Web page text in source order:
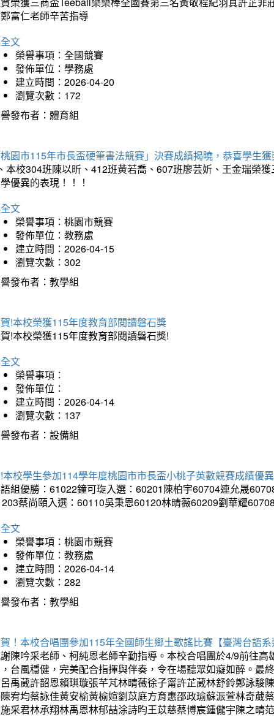
富仁老師辛苦指導
文
榮譽事項：全國競賽
發佈單位：學務處
建立時間：2026-04-20
瀏覽次數：172
發布者：體育組
園市115年市長盃硬筆書法競賽」決賽成績揭曉，恭喜學生
本校304班陳以昕、412班黃若喬、607班廖芸妡、王金瑞榮
優異的表現！！！
文
榮譽事項：桃園市競賽
發佈單位：教務處
建立時間：2026-04-15
瀏覽次數：302
發布者：教學組
!本校榮獲115年度教育部閱讀磐石獎
!本校榮獲115年度教育部閱讀磐石獎!
文
榮譽事項：
發佈單位：
建立時間：2026-04-14
瀏覽次數：137
發布者：設備組
本校學生參加114學年度桃園市市長盃小桃子英數競賽成績優
組優勝：61022鐘可琁入選：60201陳柏宇60704連允晟
蔡尚頤入選：60110吳秉恩60120林晴薇60209劉華耀
文
榮譽事項：桃園市競賽
發佈單位：教務處
建立時間：2026-04-14
瀏覽次數：282
發布者：教學組
！本校合唱團參加115年全國師生鄉土歌謠比賽【臺灣台語
陳吟采老師、柯純恩老師辛勤指導。本校合唱團於4/9前往
台風穩健，完美配合指揮與伴奏，令在場聽眾如癡如醉。最
禹葳許韶恩賴琪璇張芊芃林晴薇徐子甯許芷葳林舒鈴鄭詠駿
宥均蔡詠佳黃安榆黃榆媗劉苡庭方育惠邵政瑜蘇浱萱林奇葳
采君林承翔林禹恩林郁喆涂詩昀王苡慈蔡博宸鍾儱宇陳之晴